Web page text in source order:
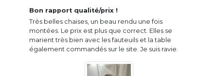
Bon rapport qualité/prix !
Très belles chaises, un beau rendu une fois
montées. Le prix est plus que correct. Elles se
marient très bien avec les fauteuils et la table
également commandés sur le site. Je suis ravie.